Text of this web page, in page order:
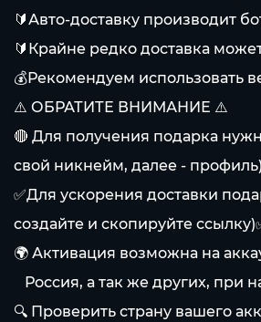
🔰Авто-доставку производит
🔰Крайне редко доставка
💰Рекомендуем использовать
⚠️ ОБРАТИТЕ ВНИМАНИЕ ⚠️
🔴 Для получения подарка
свой никнейм, далее -
✅Для ускорения доставки
создайте и скопируйте
🌍 Активация возможна на
⠀Россия, а так же других, при
🔍 Проверить страну вашего